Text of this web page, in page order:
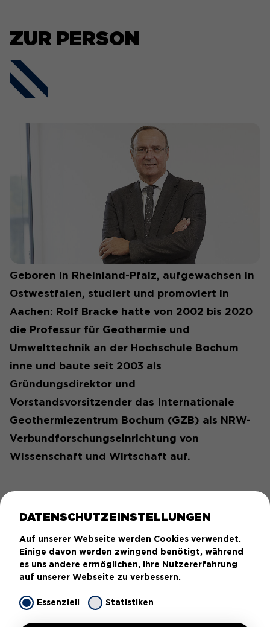
ZUR PERSON
Geboren in Rheinland-Pfalz, aufgewachsen in
Ostwestfalen, studiert und promoviert in
Aachen: Rolf Bracke hatte von 2002 bis 2020
die Professur für Geothermie und
Umwelttechnik an der Hochschule Bochum
inne und baute seit 2003 als
Gründungsdirektor und
Vorstandsvorsitzender das Internationale
Geothermiezentrum Bochum (GZB) als NRW-
Verbundforschungseinrichtung von
Wissenschaft und Wirtschaft auf.
Das GZB wurde am 1. Januar 2020 als
Institutsteil Bochum in das Fraunhofer-IEG
überführt, dessen Institutsleiter er nun
DATENSCHUTZEINSTELLUNGEN
Auf unserer Webseite werden Cookies verwendet.
Einige davon werden zwingend benötigt, während
es uns andere ermöglichen, Ihre Nutzererfahrung
auf unserer Webseite zu verbessern.
Essenziell Statistiken